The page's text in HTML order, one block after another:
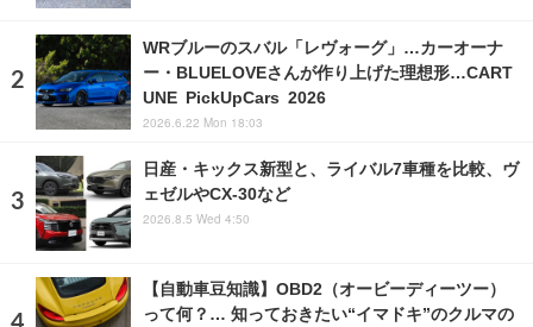
WRブルーのスバル「レヴォーグ」…カーオーナ
ー・BLUELOVEさんが作り上げた理想形…CART
UNE PickUpCars 2026
2026.6.22 Mon 18:03
日産・キックス新型と、ライバル7車種を比較、ヴ
ェゼルやCX-30など
2026.8.5 Wed 4:50
【自動車豆知識】OBD2（オービーディーツー）
って何？… 知っておきたい“イマドキ”のクルマの